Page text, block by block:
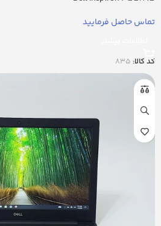
تماس حاصل فرمایید
کد کالا: 835